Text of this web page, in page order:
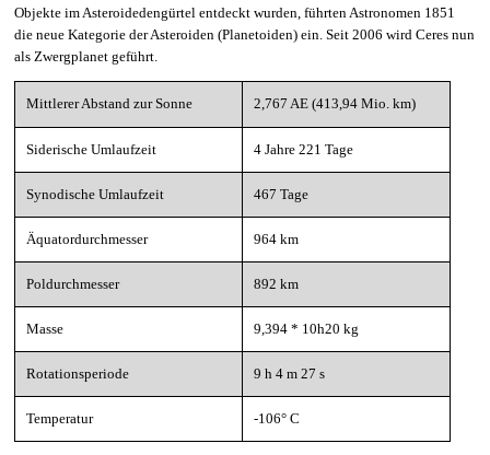
Objekte im Asteroidedengürtel entdeckt wurden, führten Astronomen 1851
die neue Kategorie der Asteroiden (Planetoiden) ein. Seit 2006 wird Ceres nun
als Zwergplanet geführt.
Mittlerer Abstand zur Sonne 2,767 AE (413,94 Mio. km)
Siderische Umlaufzeit 4 Jahre 221 Tage
Synodische Umlaufzeit 467 Tage
Äquatordurchmesser 964 km
Poldurchmesser 892 km
Masse 9,394 * 10h20 kg
Rotationsperiode 9 h 4 m 27 s
Temperatur -106° C